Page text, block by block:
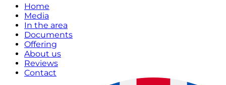
Home
Media
In the area
Documents
Offering
About us
Reviews
Contact